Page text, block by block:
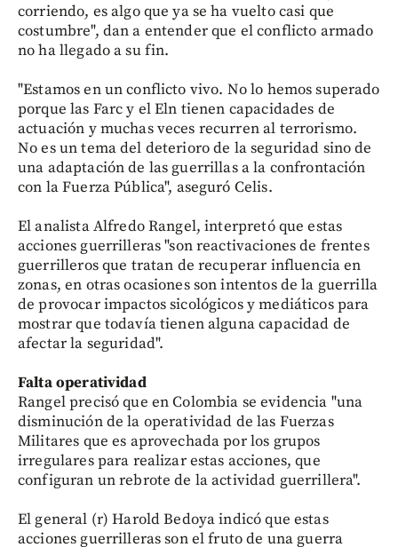
corriendo, es algo que ya se ha vuelto casi que
costumbre", dan a entender que el conflicto armado
no ha llegado a su fin.
"Estamos en un conflicto vivo. No lo hemos superado
porque las Farc y el Eln tienen capacidades de
actuación y muchas veces recurren al terrorismo.
No es un tema del deterioro de la seguridad sino de
una adaptación de las guerrillas a la confrontación
con la Fuerza Pública", aseguró Celis.
El analista Alfredo Rangel, interpretó que estas
acciones guerrilleras "son reactivaciones de frentes
guerrilleros que tratan de recuperar influencia en
zonas, en otras ocasiones son intentos de la guerrilla
de provocar impactos sicológicos y mediáticos para
mostrar que todavía tienen alguna capacidad de
afectar la seguridad".
Falta operatividad
Rangel precisó que en Colombia se evidencia "una
disminución de la operatividad de las Fuerzas
Militares que es aprovechada por los grupos
irregulares para realizar estas acciones, que
configuran un rebrote de la actividad guerrillera".
El general (r) Harold Bedoya indicó que estas
acciones guerrilleras son el fruto de una guerra